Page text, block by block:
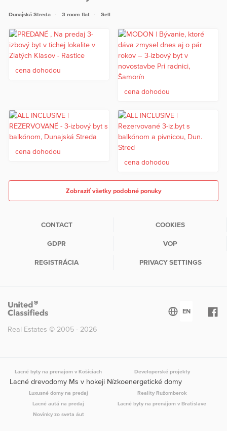
Dunajská Streda 3 room flat Sell
cena dohodou
cena dohodou
cena dohodou
cena dohodou
Zobraziť všetky podobné ponuky
CONTACT COOKIES
GDPR VOP
REGISTRÁCIA PRIVACY SETTINGS
Real Estates © 2005 - 2026
Lacné byty na prenajom v Košiciach Developerské projekty
Lacné drevodomy Ms v hokeji Nízkoenergetické domy
Luxusné domy na predaj
Reality Ružomberok
Lacné autá na predaj
Lacné byty na prenájom v Bratislave
Novinky zo sveta áut